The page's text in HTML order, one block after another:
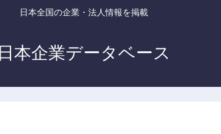
日本全国の企業・法人情報を掲載
日本企業データベース